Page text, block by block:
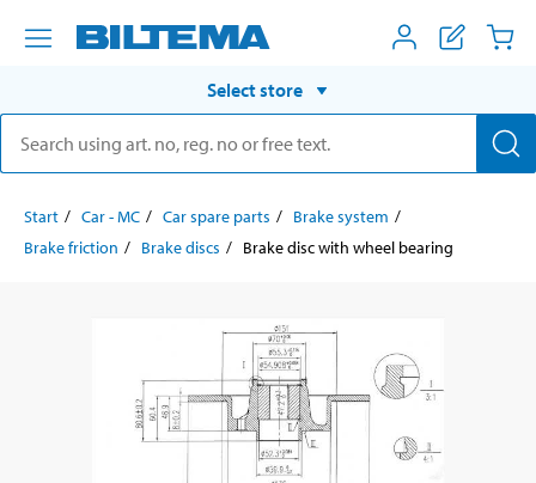
Select store
Start Car - MC Car spare parts
Brake system
Brake friction
Brake discs Brake disc with wheel bearing